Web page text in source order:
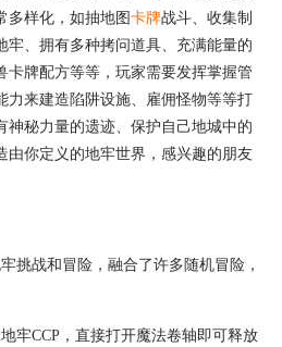
多样化，如抽地图卡牌战斗、收集制
牢、拥有多种拷问道具、充满能量的
卡牌配方等等，玩家需要发挥掌握管
力来建造陷阱设施、雇佣怪物等等打
神秘力量的遗迹、保护自己地城中的
由你定义的地牢世界，感兴趣的朋友
挑战和冒险，融合了许多随机冒险，
牢CCP，直接打开魔法卷轴即可释放